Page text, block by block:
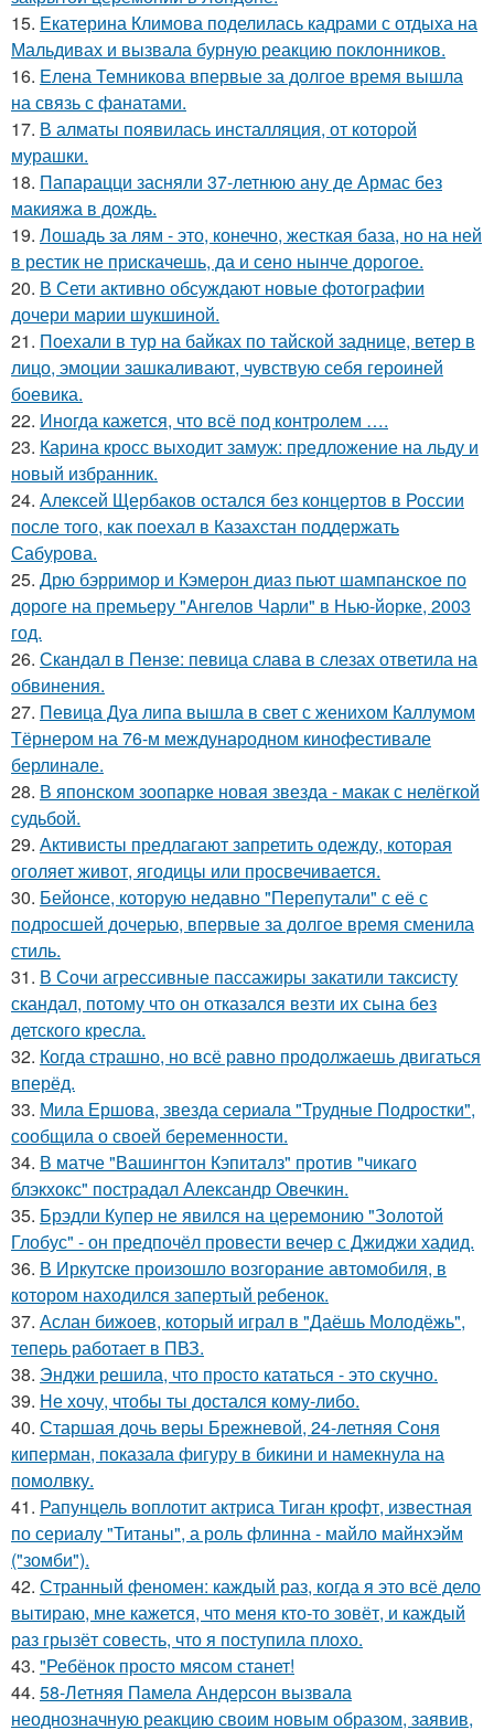
15. Екатерина Климова поделилась кадрами с отдыха на
Мальдивах и вызвала бурную реакцию поклонников.
16. Елена Темникова впервые за долгое время вышла
на связь с фанатами.
17. В алматы появилась инсталляция, от которой
мурашки.
18. Папарацци засняли 37-летнюю ану де Армас без
макияжа в дождь.
19. Лошадь за лям - это, конечно, жесткая база, но на ней
в рестик не прискачешь, да и сено нынче дорогое.
20. В Сети активно обсуждают новые фотографии
дочери марии шукшиной.
21. Поехали в тур на байках по тайской заднице, ветер в
лицо, эмоции зашкаливают, чувствую себя героиней
боевика.
22. Иногда кажется, что всё под контролем ….
23. Карина кросс выходит замуж: предложение на льду и
новый избранник.
24. Алексей Щербаков остался без концертов в России
после того, как поехал в Казахстан поддержать
Сабурова.
25. Дрю бэрримор и Кэмерон диаз пьют шампанское по
дороге на премьеру "Ангелов Чарли" в Нью-йорке, 2003
год.
26. Скандал в Пензе: певица слава в слезах ответила на
обвинения.
27. Певица Дуа липа вышла в свет с женихом Каллумом
Тёрнером на 76-м международном кинофестивале
берлинале.
28. В японском зоопарке новая звезда - макак с нелёгкой
судьбой.
29. Активисты предлагают запретить одежду, которая
оголяет живот, ягодицы или просвечивается.
30. Бейонсе, которую недавно "Перепутали" с её с
подросшей дочерью, впервые за долгое время сменила
стиль.
31. В Сочи агрессивные пассажиры закатили таксисту
скандал, потому что он отказался везти их сына без
детского кресла.
32. Когда страшно, но всё равно продолжаешь двигаться
вперёд.
33. Мила Ершова, звезда сериала "Трудные Подростки",
сообщила о своей беременности.
34. В матче "Вашингтон Кэпиталз" против "чикаго
блэкхокс" пострадал Александр Овечкин.
35. Брэдли Купер не явился на церемонию "Золотой
Глобус" - он предпочёл провести вечер с Джиджи хадид.
36. В Иркутске произошло возгорание автомобиля, в
котором находился запертый ребенок.
37. Аслан бижоев, который играл в "Даёшь Молодёжь",
теперь работает в ПВЗ.
38. Энджи решила, что просто кататься - это скучно.
39. Не хочу, чтобы ты достался кому-либо.
40. Старшая дочь веры Брежневой, 24-летняя Соня
киперман, показала фигуру в бикини и намекнула на
помолвку.
41. Рапунцель воплотит актриса Тиган крофт, известная
по сериалу "Титаны", а роль флинна - майло майнхэйм
("зомби").
42. Странный феномен: каждый раз, когда я это всё дело
вытираю, мне кажется, что меня кто-то зовёт, и каждый
раз грызёт совесть, что я поступила плохо.
43. "Ребёнок просто мясом станет!
44. 58-Летняя Памела Андерсон вызвала
неоднозначную реакцию своим новым образом, заявив,